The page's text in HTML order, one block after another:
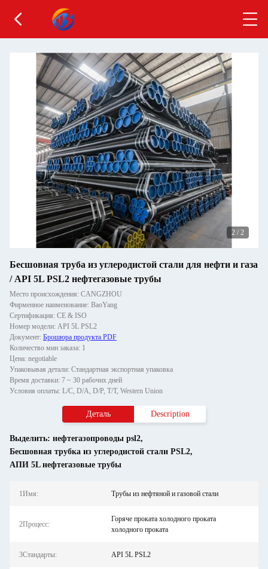
2 / 2
Бесшовная труба из углеродистой стали для нефти и газа
/ API 5L PSL2 нефтегазовые трубы
Место происхождения: CANGZHOU
Фирменное наименование: BaoYang
Сертификация: CE & ISO
Номер модели: API 5L PSL2
Документ: Брошюра продукта PDF
Количество мин заказа: 1
Цена: negotiable
Упаковывая детали: Стандартная экспортная упаковка
Время доставки: 7 ~ 30 рабочих дней
Условия оплаты: L/C, D/A, D/P, T/T, Western Union
Деталь Description
Выделить: нефтегазопроводы psl2,
Бесшовная трубка из углеродистой стали PSL2,
АПИ 5L нефтегазовые трубы
1Имя: Трубы из нефтяной и газовой стали
2Процесс:
Горяче проката холодного проката
холодного проката
3Стандарты: API 5L PSL2